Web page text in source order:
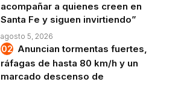
acompañar a quienes creen en
Santa Fe y siguen invirtiendo”
agosto 5, 2026
Anuncian tormentas fuertes,
ráfagas de hasta 80 km/h y un
marcado descenso de